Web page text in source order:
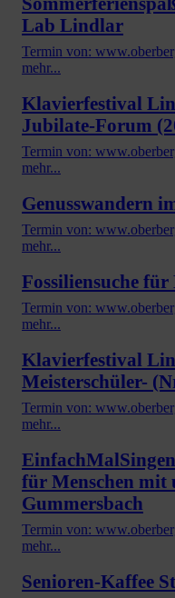
Lab Lindlar
Termin von:
mehr...
Klavierfestival
Jubilate-Forum
Termin von:
mehr...
Genusswandern
Termin von:
mehr...
Fossiliensuche
Termin von:
mehr...
Klavierfestival
Meisterschüler-
Termin von:
mehr...
für Menschen mit
Gummersbach
Termin von:
mehr...
Senioren-Kaffee